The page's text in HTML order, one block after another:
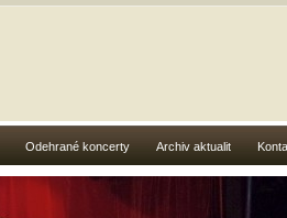
Odehrané koncerty Archiv aktualit